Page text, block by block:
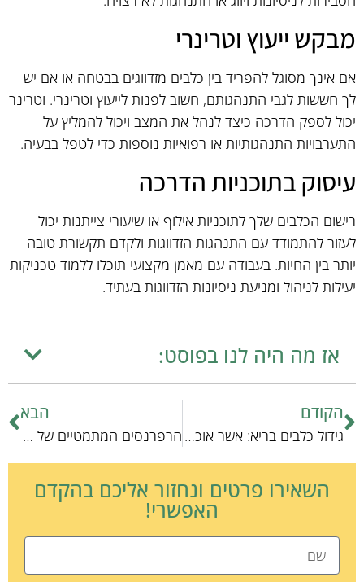
מבקש ייעוץ וטרינרי
אם אינך מסוגל להפריד בין כלבים מזדווגים בבטחה או אם יש
לך חששות לגבי התנהגותם, חשוב לפנות לייעוץ וטרינרי. וטרינר
יכול לספק הדרכה כיצד לנהל את המצב ויכול להמליץ על
התערבויות התנהגותיות או רפואיות נוספות כדי לטפל בבעיה.
עיסוק בתוכניות הדרכה
רישום הכלבים שלך לתוכניות אילוף או שיעורי צייתנות יכול
לעזור להתמודד עם התנהגות הזדווגות ולקדם תקשורת טובה
יותר בין החיות. בעבודה עם מאמן מקצועי תוכלו ללמוד טכניקות
יעילות לניהול ומניעת ניסיונות הזדווגות בעתיד.
אז מה היה לנו בפוסט:
הקודם
גידול כלבים בריא: אשר אוכלים לספק לגור כלבים
הבא
הרפרנסים המתמטיים של כלבים חופרים במיטה
השאירו פרטים ונחזור אליכם בהקדם
האפשרי!